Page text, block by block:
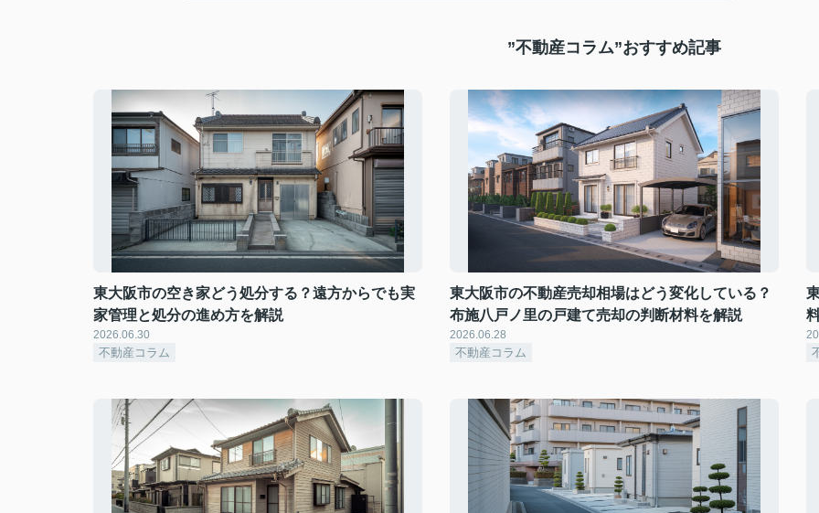
”不動産コラム”おすすめ記事
東大阪市の空き家どう処分する？遠方からでも実
家管理と処分の進め方を解説
2026.06.30
不動産コラム
東大阪市の不動産売却相場はどう変化している？
布施八戸ノ里の戸建て売却の判断材料を解説
2026.06.28
不動産コラム